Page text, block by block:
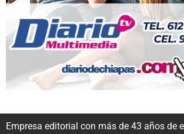
Empresa editorial con más de 43 años de